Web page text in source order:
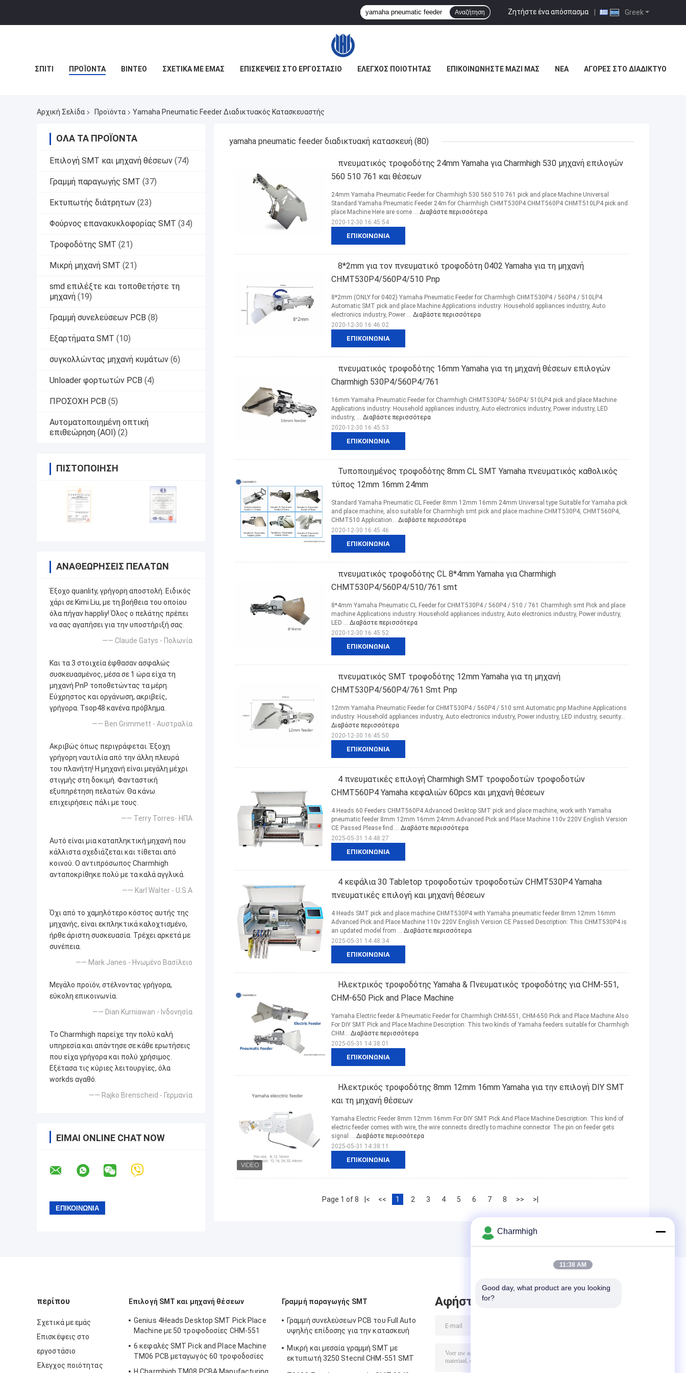
Greek
Ζητήστε ένα απόσπασμα |
Αναζήτηση
ΣΠΊΤΙ ΠΡΟΪΌΝΤΑ ΒΊΝΤΕΟ ΣΧΕΤΙΚΆ ΜΕ ΕΜΆΣ ΕΠΙΣΚΈΨΕΙΣ ΣΤΟ ΕΡΓΟΣΤΆΣΙΟ ΈΛΕΓΧΟΣ ΠΟΙΌΤΗΤΑΣ ΕΠΙΚΟΙΝΩΝΉΣΤΕ ΜΑΖΊ ΜΑΣ ΝΈΑ ΑΓΟΡΈΣ ΣΤΟ ΔΙΑΔΊΚΤΥΟ
Αρχική Σελίδα Προϊόντα Yamaha Pneumatic Feeder Διαδικτυακός Κατασκευαστής
ΌΛΑ ΤΑ ΠΡΟΪΌΝΤΑ
Επιλογή SMT και μηχανή θέσεων (74)
Γραμμή παραγωγής SMT (37)
Εκτυπωτής διάτρητων (23)
Φούρνος επανακυκλοφορίας SMT (34)
Τροφοδότης SMT (21)
Μικρή μηχανή SMT (21)
smd επιλέξτε και τοποθετήστε τη
μηχανή (19)
Γραμμή συνελεύσεων PCB (8)
Εξαρτήματα SMT (10)
συγκολλώντας μηχανή κυμάτων (6)
Unloader φορτωτών PCB (4)
ΠΡΟΣΟΧΗ PCB (5)
Αυτοματοποιημένη οπτική
επιθεώρηση (AOI) (2)
ΠΙΣΤΟΠΟΊΗΣΗ
ΑΝΑΘΕΩΡΉΣΕΙΣ ΠΕΛΑΤΏΝ
Έξοχο quanlity, γρήγορη αποστολή. Ειδικός
χάρι σε Kimi Liu, με τη βοήθεια του οποίου
όλα πήγαν happliy! Όλος ο πελάτης πρέπει
να σας αγαπήσει για την υποστήριξή σας.
—— Claude Gatys - Πολωνία
Και τα 3 στοιχεία έφθασαν ασφαλώς
συσκευασμένος, μέσα σε 1 ώρα είχα τη
μηχανή PnP τοποθετώντας τα μέρη.
Εύχρηστος και οργάνωση, ακριβείς,
γρήγορα. Tsop48 κανένα πρόβλημα.
—— Ben Grimmett - Αυστραλία
Ακριβώς όπως περιγράφεται. Έξοχη
γρήγορη ναυτιλία από την άλλη πλευρά
του πλανήτη! Η μηχανή είναι μεγάλη μέχρι
στιγμής στη δοκιμή. Φανταστική
εξυπηρέτηση πελατών. Θα κάνω
επιχειρήσεις πάλι με τους.
—— Terry Torres- ΗΠΑ
Αυτό είναι μια καταπληκτική μηχανή που
κάλλιστα σχεδιάζεται και τίθεται από
κοινού. Ο αντιπρόσωπος Charmhigh
ανταποκρίθηκε πολύ με τα καλά αγγλικά.
—— Karl Walter - U.S.A
Όχι από το χαμηλότερο κόστος αυτής της
μηχανής, είναι εκπληκτικά καλοχτισμένο,
ήρθε άριστη συσκευασία. Τρέχει αρκετά με
συνέπεια.
—— Mark Janes - Ηνωμένο Βασίλειο
Μεγάλο προϊόν, στέλνοντας γρήγορα,
εύκολη επικοινωνία.
—— Dian Kurniawan - Ινδονησία
Το Charmhigh παρείχε την πολύ καλή
υπηρεσία και απάντησε σε κάθε ερωτήσεις
που είχα γρήγορα και πολύ χρήσιμος.
Εξέτασα τις κύριες λειτουργίες, όλα
workds αγαθό.
—— Rajko Brenscheid - Γερμανία
ΕΊΜΑΙ ONLINE CHAT NOW
yamaha pneumatic feeder διαδικτυακή κατασκευή (80)
πνευματικός τροφοδότης 24mm Yamaha για Charmhigh 530 μηχανή επιλογών
560 510 761 και θέσεων
ΕΠΙΚΟΙΝΩΝΊΑ
24mm Yamaha Pneumatic Feeder for Charmhigh 530 560 510 761 pick and place Machine Universal
Standard Yamaha Pneumatic Feeder 24m for Charmhigh CHMT530P4 CHMT560P4 CHMT510LP4 pick and
place Machine Here are some ... Διαβάστε περισσότερα
2020-12-30 16:45:54
8*2mm για τον πνευματικό τροφοδότη 0402 Yamaha για τη μηχανή
CHMT530P4/560P4/510 Pnp
ΕΠΙΚΟΙΝΩΝΊΑ
8*2mm (ONLY for 0402) Yamaha Pneumatic Feeder for Charmhigh CHMT530P4 / 560P4 / 510LP4
Automatic SMT pick and place Machine Applications industry: Household appliances industry, Auto
electronics industry, Power ... Διαβάστε περισσότερα
2020-12-30 16:46:02
πνευματικός τροφοδότης 16mm Yamaha για τη μηχανή θέσεων επιλογών
Charmhigh 530P4/560P4/761
ΕΠΙΚΟΙΝΩΝΊΑ
16mm Yamaha Pneumatic Feeder for Charmhigh CHMT530P4/ 560P4/ 510LP4 pick and place Machine​
Applications industry: Household appliances industry, Auto electronics industry, Power industry, LED
industry, ... Διαβάστε περισσότερα
2020-12-30 16:45:53
Τυποποιημένος τροφοδότης 8mm CL SMT Yamaha πνευματικός καθολικός
τύπος 12mm 16mm 24mm
ΕΠΙΚΟΙΝΩΝΊΑ
Standard Yamaha Pneumatic CL Feeder 8mm 12mm 16mm 24mm Universal type Suitable for Yamaha pick
and place machine, also suitable for Charmhigh smt pick and place machine CHMT530P4, CHMT560P4,
CHMT510 Application... Διαβάστε περισσότερα
2020-12-30 16:45:46
πνευματικός τροφοδότης CL 8*4mm Yamaha για Charmhigh
CHMT530P4/560P4/510/761 smt
ΕΠΙΚΟΙΝΩΝΊΑ
8*4mm Yamaha Pneumatic CL Feeder for CHMT530P4 / 560P4 / 510 / 761 Charmhigh smt Pick and place
machine Applications industry: Household appliances industry, Auto electronics industry, Power industry,
LED ... Διαβάστε περισσότερα
2020-12-30 16:45:52
πνευματικός SMT τροφοδότης 12mm Yamaha για τη μηχανή
CHMT530P4/560P4/761 Smt Pnp
ΕΠΙΚΟΙΝΩΝΊΑ
12mm Yamaha Pneumatic Feeder for CHMT530P4 / 560P4 / 510 smt Automatic pnp Machine Applications
industry: Household appliances industry, Auto electronics industry, Power industry, LED industry, security...
Διαβάστε περισσότερα
2020-12-30 16:45:50
4 πνευματικές επιλογή Charmhigh SMT τροφοδοτών τροφοδοτών
CHMT560P4 Yamaha κεφαλιών 60pcs και μηχανή θέσεων
ΕΠΙΚΟΙΝΩΝΊΑ
4 Heads 60 Feeders CHMT560P4 Advanced Desktop SMT pick and place machine, work with Yamaha
pneumatic feeder 8mm 12mm 16mm 24mm Advanced Pick and Place Machine 110v 220V English Version
CE Passed Please find ... Διαβάστε περισσότερα
2025-05-31 14:48:27
4 κεφάλια 30 Tabletop τροφοδοτών τροφοδοτών CHMT530P4 Yamaha
πνευματικές επιλογή και μηχανή θέσεων
ΕΠΙΚΟΙΝΩΝΊΑ
4 Heads SMT pick and place machine CHMT530P4 with Yamaha pneumatic feeder 8mm 12mm 16mm
Advanced Pick and Place Machine​ 110v 220V English Version CE Passed Description: This CHMT530P4 is
an updated model from ... Διαβάστε περισσότερα
2025-05-31 14:48:34
Ηλεκτρικός τροφοδότης Yamaha & Πνευματικός τροφοδότης για CHM-551,
CHM-650 Pick and Place Machine
ΕΠΙΚΟΙΝΩΝΊΑ
Yamaha Electric feeder & Pneumatic Feeder for Charmhigh CHM-551, CHM-650 Pick and Place Machine Also
For DIY SMT Pick and Place Machine Description: This two kinds of Yamaha feeders suitable for Charmhigh
CHM... Διαβάστε περισσότερα
2025-05-31 14:38:01
Ηλεκτρικός τροφοδότης 8mm 12mm 16mm Yamaha για την επιλογή DIY SMT
και τη μηχανή θέσεων
ΕΠΙΚΟΙΝΩΝΊΑ
Yamaha Electric Feeder 8mm 12mm 16mm For DIY SMT Pick And Place Machine Description: This kind of
electric feeder comes with wire, the wire connects directly to machine connector. The pin on feeder gets
signal ... Διαβάστε περισσότερα
2025-05-31 14:38:11
Page 1 of 8 |< << 1 2 3 4 5 6 7 8 >> >|
περίπου
Σχετικά με εμάς
Επισκέψεις στο
εργοστάσιο
Έλεγχος ποιότητας
Επιλογή SMT και μηχανή θέσεων
Genius 4Heads Desktop SMT Pick Place
Machine με 50 τροφοδοσίες CHM-551
6 κεφαλές SMT Pick and Place Machine
TM06 PCB μεταγωγός 60 τροφοδοσίες
Γραμμή παραγωγής SMT
Γραμμή συνελεύσεων PCB του Full Auto
υψηλής επίδοσης για την κατασκευή
Μικρή και μεσαία γραμμή SMT με
εκτυπωτή 3250 Stecnil CHM-551 SMT
Αφήστε μήνυμα
Charmhigh
11:38 AM
Good day, what product are you looking
for?